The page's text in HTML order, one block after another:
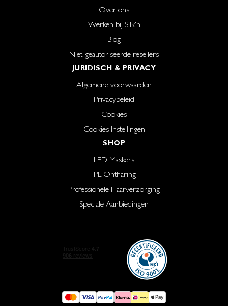
Over ons
Werken bij Silk'n
Blog
Niet-geautoriseerde resellers
JURIDISCH & PRIVACY
Algemene voorwaarden
Privacybeleid
Cookies
Cookies Instellingen
SHOP
LED Maskers
IPL Ontharing
Professionele Haarverzorging
Speciale Aanbiedingen